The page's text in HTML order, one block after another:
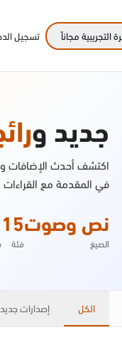
تسجيل التجريبية مجاناً
جديد و
اكتشف أحدث الإضافات
في المقدمة مع القراءات
نص وصوت
الصيغ
15
فئة
الكل إصدارات